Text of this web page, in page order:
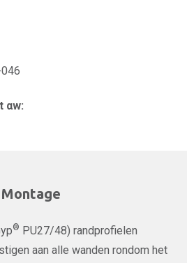
αw:
Montage
® PU27/48) randprofielen
aan alle wanden rondom het